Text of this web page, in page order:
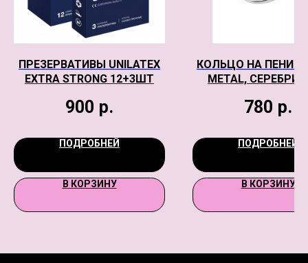
ПРЕЗЕРВАТИВЫ UNILATEX
EXTRA STRONG 12+3ШТ
900 р.
ПОДРОБНЕЙ
В КОРЗИНУ
КОЛЬЦО НА
METAL,
780 р.
ПОДРОБНЕЙ
В КОРЗИНУ